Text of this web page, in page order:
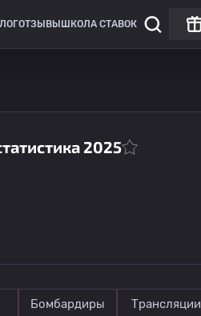
ОТЗЫВЫ ШКОЛА СТАВОК
2025
Бомбардиры Трансляции